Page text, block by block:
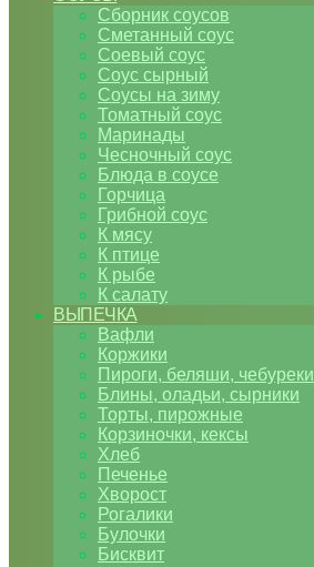
Сборник соусов
Сметанный соус
Соевый соус
Соус сырный
Соусы на зиму
Томатный соус
Маринады
Чесночный соус
Блюда в соусе
Горчица
Грибной соус
К мясу
К птице
К рыбе
К салату
ВЫПЕЧКА
Вафли
Коржики
Пироги, беляши, чебуреки
Блины, оладьи, сырники
Торты, пирожные
Корзиночки, кексы
Хлеб
Печенье
Хворост
Рогалики
Булочки
Бисквит